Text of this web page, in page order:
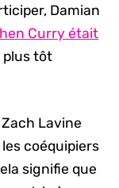
Damian
Curry était
plus tôt
Lavine
coéquipiers
signifie que